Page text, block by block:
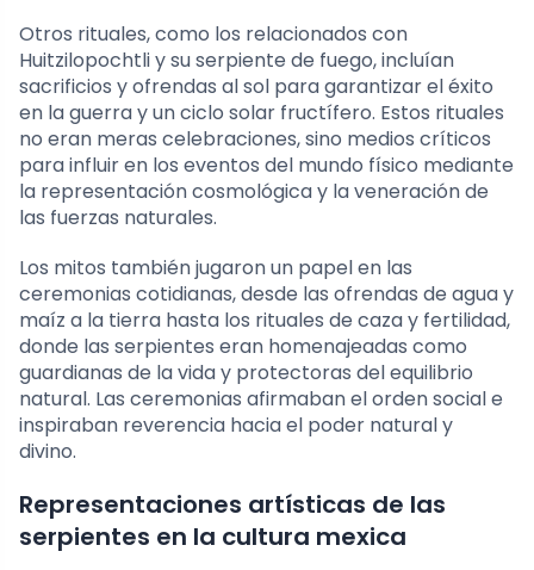
Otros rituales, como los relacionados con
Huitzilopochtli y su serpiente de fuego, incluían
sacrificios y ofrendas al sol para garantizar el éxito
en la guerra y un ciclo solar fructífero. Estos rituales
no eran meras celebraciones, sino medios críticos
para influir en los eventos del mundo físico mediante
la representación cosmológica y la veneración de
las fuerzas naturales.
Los mitos también jugaron un papel en las
ceremonias cotidianas, desde las ofrendas de agua y
maíz a la tierra hasta los rituales de caza y fertilidad,
donde las serpientes eran homenajeadas como
guardianas de la vida y protectoras del equilibrio
natural. Las ceremonias afirmaban el orden social e
inspiraban reverencia hacia el poder natural y
divino.
Representaciones artísticas de las
serpientes en la cultura mexica